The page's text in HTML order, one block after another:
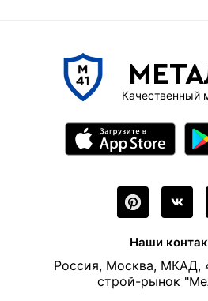
Качественный
Наши
Россия, Москва, МКАД,
строй-рынок